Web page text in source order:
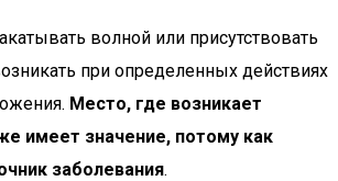
волной или присутствовать
при определенных действиях
Место, где возникает
имеет значение, потому как
заболевания.